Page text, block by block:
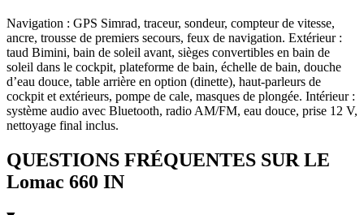
Navigation : GPS Simrad, traceur, sondeur, compteur de vitesse,
ancre, trousse de premiers secours, feux de navigation. Extérieur :
taud Bimini, bain de soleil avant, sièges convertibles en bain de
soleil dans le cockpit, plateforme de bain, échelle de bain, douche
d’eau douce, table arrière en option (dinette), haut-parleurs de
cockpit et extérieurs, pompe de cale, masques de plongée. Intérieur :
système audio avec Bluetooth, radio AM/FM, eau douce, prise 12 V,
nettoyage final inclus.
QUESTIONS FRÉQUENTES SUR LE
Lomac 660 IN